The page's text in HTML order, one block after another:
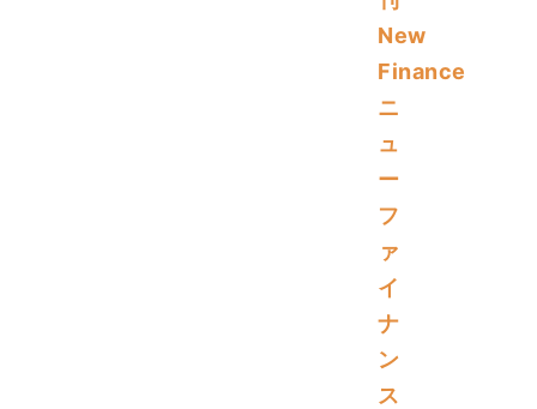
New
Finance
ニ
ュ
ー
フ
ァ
イ
ナ
ン
ス